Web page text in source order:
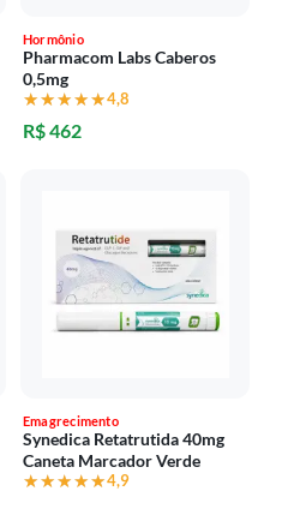
Hormônio
Pharmacom Labs Caberos
0,5mg
★★★★★
★★★★★4,8
R$ 462
Emagrecimento
Synedica Retatrutida 40mg
Caneta Marcador Verde
★★★★★
★★★★★4,9